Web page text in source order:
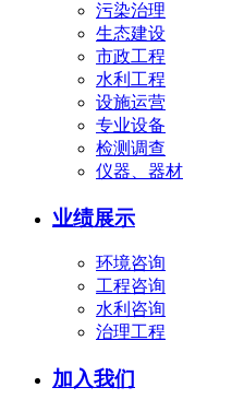
污染治理
生态建设
市政工程
水利工程
设施运营
专业设备
检测调查
仪器、器材
业绩展示
环境咨询
工程咨询
水利咨询
治理工程
加入我们